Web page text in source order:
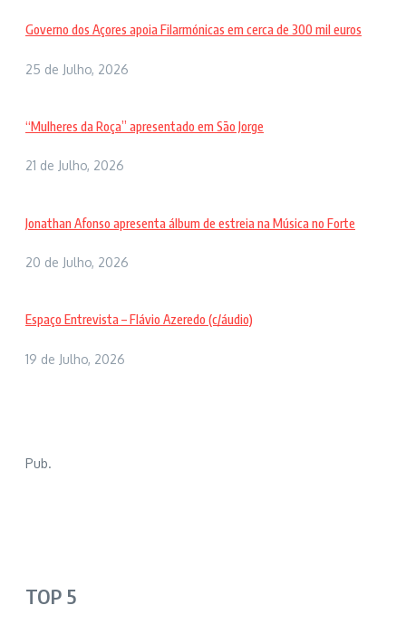
Governo dos Açores apoia Filarmónicas em cerca de 300 mil euros
25 de Julho, 2026
“Mulheres da Roça” apresentado em São Jorge
21 de Julho, 2026
Jonathan Afonso apresenta álbum de estreia na Música no Forte
20 de Julho, 2026
Espaço Entrevista – Flávio Azeredo (c/áudio)
19 de Julho, 2026
Pub.
TOP 5